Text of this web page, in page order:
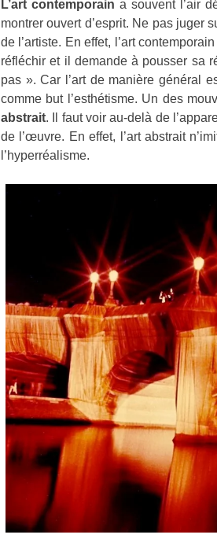
L’art contemporain a souvent l’air
montrer ouvert d’esprit. Ne pas juger
de l’artiste. En effet, l’art
réfléchir et il demande à pousser sa
pas ». Car l’art de manière général
comme but l’esthétisme. Un des
abstrait. Il faut voir au-delà de
de l’œuvre. En effet, l’art abstrait
l’hyperréalisme.